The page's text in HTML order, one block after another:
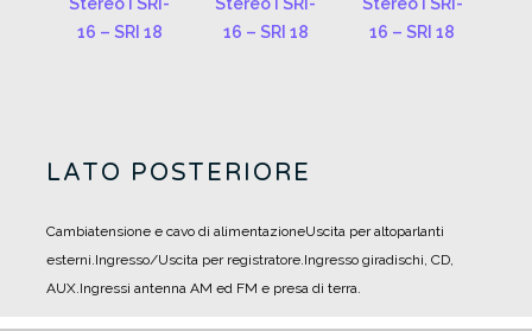
LATO POSTERIORE
Cambiatensione e cavo di alimentazioneUscita per altoparlanti
esterni.Ingresso/Uscita per registratore.Ingresso giradischi, CD,
AUX.Ingressi antenna AM ed FM e presa di terra.